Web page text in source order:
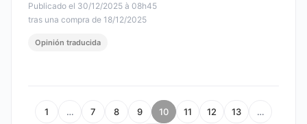
Publicado el 30/12/2025 à 08h45
tras una compra de 18/12/2025
Opinión traducida
1 … 7 8 9 10 11 12 13 …